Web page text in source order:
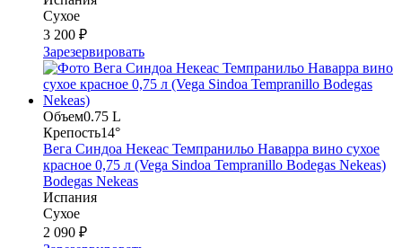
Сухое
3 200 ₽
Зарезервировать
Объем0.75 L
Крепость14°
Вега Синдоа Некеас Темпранильо Наварра вино сухое
красное 0,75 л (Vega Sindoa Tempranillo Bodegas Nekeas)
Bodegas Nekeas
Испания
Сухое
2 090 ₽